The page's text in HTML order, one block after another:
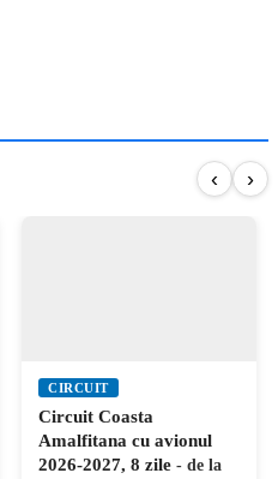
‹ ›
CIRCUIT
Circuit Coasta
Amalfitana cu avionul
2026-2027, 8 zile - de la